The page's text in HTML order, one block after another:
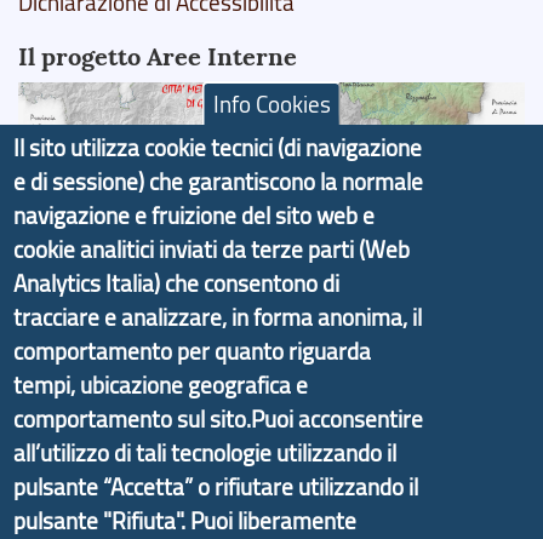
Il progetto Aree Interne
Il portale di marketing territoriale e sviluppo locale
di Genova Città Metropolitana si è sviluppato a
partire dal progetto nazionale Aree Interne
promosso dal Dipartimento per lo Sviluppo
Economico e finalizzato al rilancio socio-economico
delle valli dell’entroterra. In particolare fornisce
informazioni ed aggiornamenti sulla
Strategia
d'Area Antola-Tigullio, in collaborazione con Regione
Liguria ed ANCI Liguria.
Info Cookies
Il sito utilizza cookie tecnici (di navigazione
e di sessione) che garantiscono la normale
navigazione e fruizione del sito web e
cookie analitici inviati da terze parti (Web
Analytics Italia) che consentono di
tracciare e analizzare, in forma anonima, il
comportamento per quanto riguarda
tempi, ubicazione geografica e
comportamento sul sito.Puoi acconsentire
all’utilizzo di tali tecnologie utilizzando il
pulsante “Accetta” o rifiutare utilizzando il
pulsante "Rifiuta". Puoi liberamente